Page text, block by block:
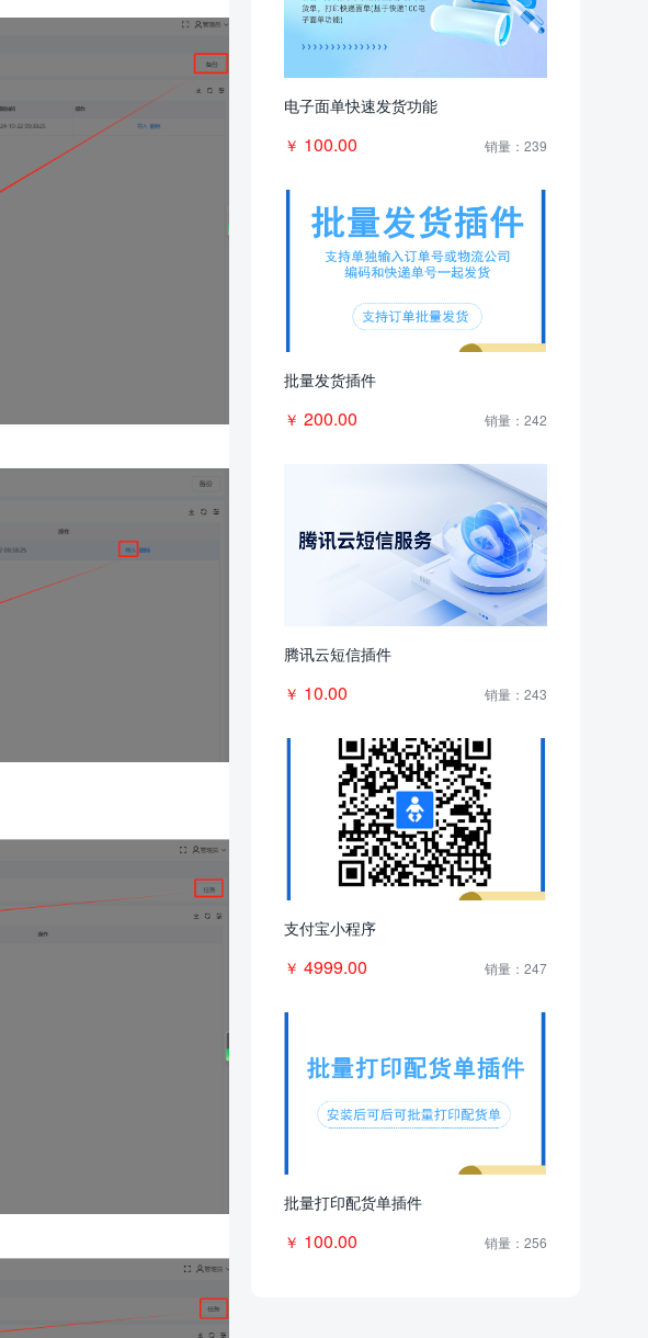
电子面单快速发货功能
￥ 100.00 销量：239
批量发货插件
￥ 200.00 销量：242
腾讯云短信插件
￥ 10.00 销量：243
支付宝小程序
￥ 4999.00 销量：247
批量打印配货单插件
￥ 100.00 销量：256